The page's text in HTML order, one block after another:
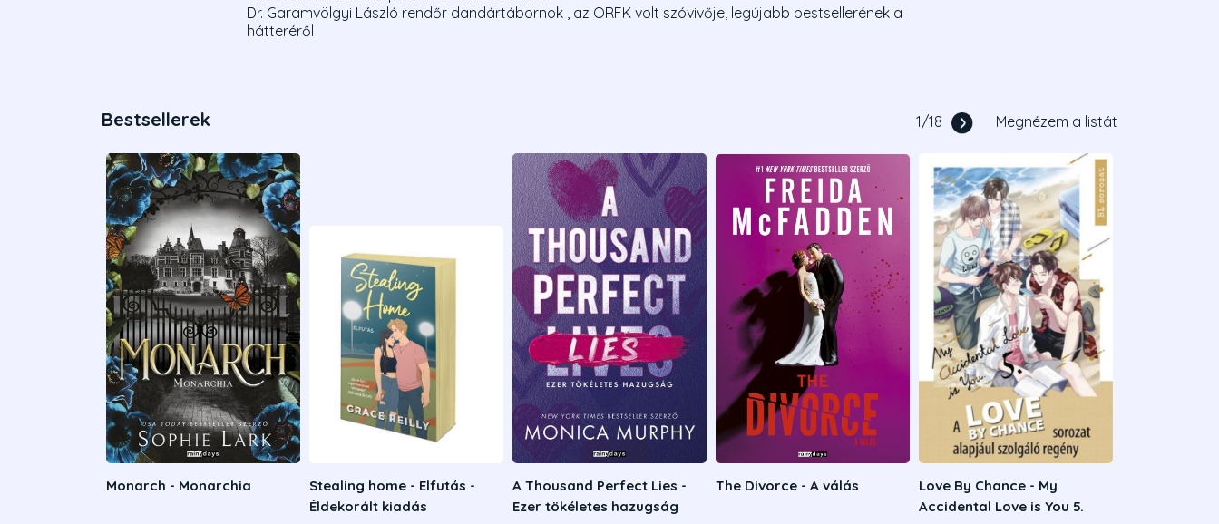
Dr. Garamvölgyi László rendőr dandártábornok , az ORFK volt szóvivője, legújabb bestsellerének a
hátteréről
Bestsellerek 1/18 Megnézem a listát
Monarch - Monarchia
Stealing home - Elfutás -
Éldekorált kiadás
A Thousand Perfect Lies -
Ezer tökéletes hazugság
The Divorce - A válás
Love By Chance - My
Accidental Love is You 5.